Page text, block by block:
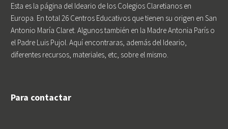
Esta es la página del Ideario de los Colegios Claretianos en
Europa. En total 26 Centros Educativos que tienen su origen en San
Antonio María Claret. Algunos también en la Madre Antonia París o
el Padre Luis Pujol. Aquí encontraras, además del Ideario,
diferentes recursos, materiales, etc, sobre el mismo.
Para contactar